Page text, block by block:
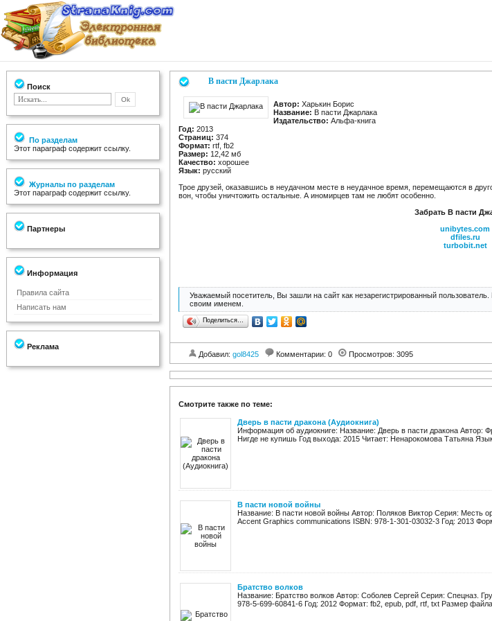
Поиск
По разделам
Этот параграф содержит ссылку.
Журналы по разделам
Этот параграф содержит ссылку.
Партнеры
Информация
Правила сайта
Написать нам
Реклама
В пасти Джарлака
Автор: Харькин Борис
Название: В пасти Джарлака
Издательство: Альфа-книга
Год: 2013
Страниц: 374
Формат: rtf, fb2
Размер: 12,42 мб
Качество: хорошее
Язык: русский
Трое друзей, оказавшись в неудачном месте в неудачное время, перемещаются в
вон, чтобы уничтожить остальные. А иномирцев там не любят особенно.
Забрать В пасти
unibytes.com
dfiles.ru
turbobit.net
Уважаемый посетитель, Вы зашли на сайт как незарегистрированный
своим именем.
Поделиться…
Добавил: gol8425 Комментарии: 0 Просмотров: 3095
Смотрите также по теме:
Дверь в пасти дракона (Аудиокнига)
Информация об аудиокниге: Название: Дверь в пасти дракона Автор:
Нигде не купишь Год выхода: 2015 Читает: Ненарокомова Татьяна
В пасти новой войны
Название: В пасти новой войны Автор: Поляков Виктор Серия: Месть
Accent Graphics communications ISBN: 978-1-301-03032-3 Год: 2013
Братство волков
Название: Братство волков Автор: Соболев Сергей Серия: Спецназ.
978-5-699-60841-6 Год: 2012 Формат: fb2, epub, pdf, rtf, txt Размер